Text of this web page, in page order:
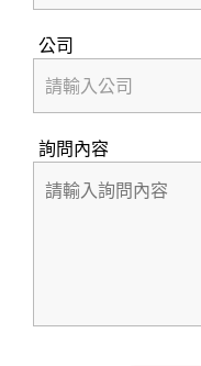
公司
詢問內容